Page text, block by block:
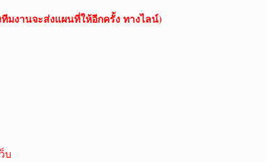
มงานจะส่งแผนที่ให้อีกครั้ง ทางไลน์)
บ